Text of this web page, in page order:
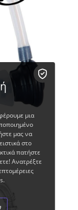
μια
μας να
στο
πατήστε
Ανατρέξτε